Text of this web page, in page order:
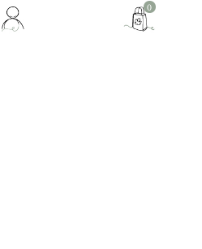
0
PROVENCE